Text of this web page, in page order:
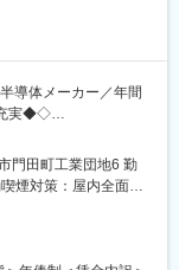
導体メーカー／年間
充実◆◇
ンジニアリング業務
門田町工業団地6 勤
煙対策：屋内全面禁